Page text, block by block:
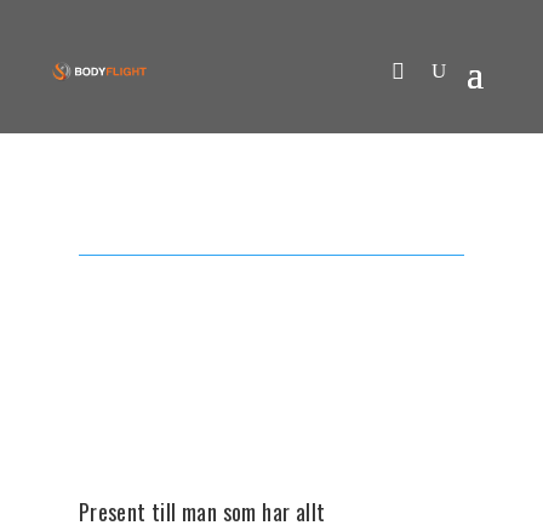
Present till man som har allt